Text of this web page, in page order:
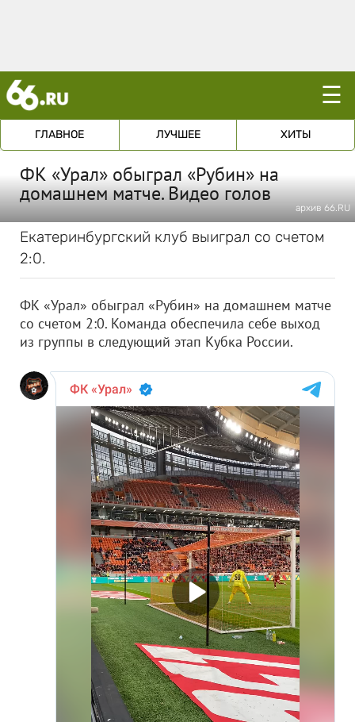
☰
ГЛАВНОЕ ЛУЧШЕЕ ХИТЫ
ФК «Урал» обыграл «Рубин» на
домашнем матче. Видео голов
архив 66.RU
Екатеринбургский клуб выиграл со счетом
2:0.
ФК «Урал» обыграл «Рубин» на домашнем матче
со счетом 2:0. Команда обеспечила себе выход
из группы в следующий этап Кубка России.